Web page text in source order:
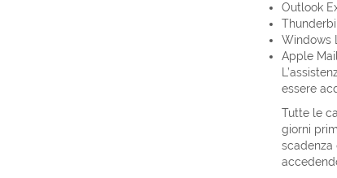
Outlook
Windows
Apple
essere
Tutte le
giorni
scadenza